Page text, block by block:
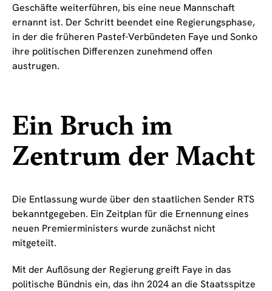
Geschäfte weiterführen, bis eine neue Mannschaft
ernannt ist. Der Schritt beendet eine Regierungsphase,
in der die früheren Pastef-Verbündeten Faye und Sonko
ihre politischen Differenzen zunehmend offen
austrugen.
Ein Bruch im
Zentrum der Macht
Die Entlassung wurde über den staatlichen Sender RTS
bekanntgegeben. Ein Zeitplan für die Ernennung eines
neuen Premierministers wurde zunächst nicht
mitgeteilt.
Mit der Auflösung der Regierung greift Faye in das
politische Bündnis ein, das ihn 2024 an die Staatsspitze